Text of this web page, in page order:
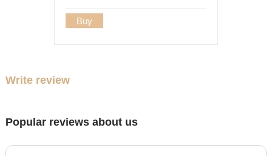
Buy
Write review
Popular reviews about us